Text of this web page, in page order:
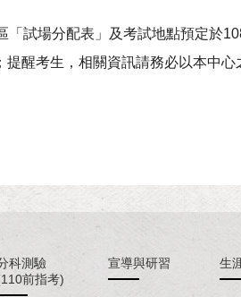
「試場分配表」及考試地點預定於
醒考生，相關資訊請務必以本中心
科測驗
前指考)
宣導與研習 生